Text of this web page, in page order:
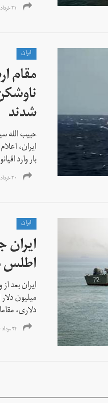
۲۱ خرداد ۱۴۰۰
ايران
مقام
شدند
حبیب الله
ایران،
بار وارد
۲۰ خرداد ۱۴۰۰
ايران
اطلس
دلاری،
۲۴ مرداد ۱۳۹۶